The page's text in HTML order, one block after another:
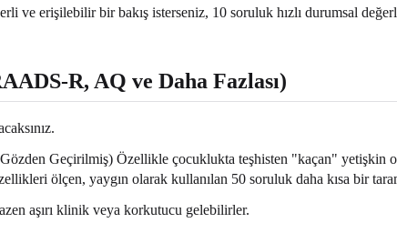
ve erişilebilir bir bakış isterseniz, 10 soruluk hızlı durumsal
R, AQ ve Daha Fazlası)
Geçirilmiş) Özellikle çocuklukta teşhisten "kaçan" yetişkin
ölçen, yaygın olarak kullanılan 50 soruluk daha kısa bir
aşırı klinik veya korkutucu gelebilirler.